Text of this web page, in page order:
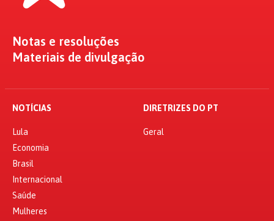
Notas e resoluções
Materiais de divulgação
NOTÍCIAS
Lula
Economia
Brasil
Internacional
Saúde
Mulheres
DIRETRIZES DO PT
Geral